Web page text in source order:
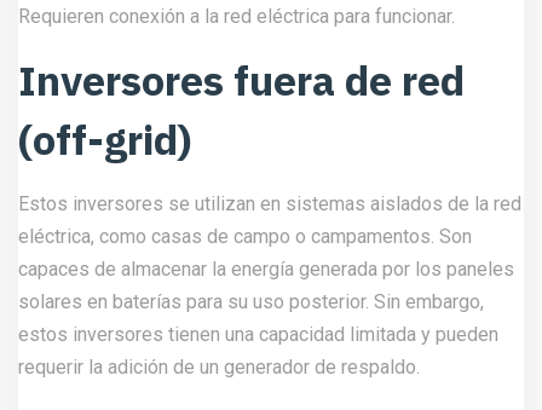
Requieren conexión a la red eléctrica para funcionar.
Inversores fuera de red
(off-grid)
Estos inversores se utilizan en sistemas aislados de la red
eléctrica, como casas de campo o campamentos. Son
capaces de almacenar la energía generada por los paneles
solares en baterías para su uso posterior. Sin embargo,
estos inversores tienen una capacidad limitada y pueden
requerir la adición de un generador de respaldo.